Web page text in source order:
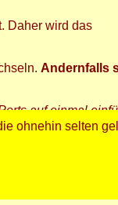
Daher wird das
Andernfalls
auf einmal
starten Sie
ohnehin selten